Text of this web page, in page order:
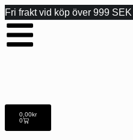
Fri frakt vid köp över 999
0,00kr
0